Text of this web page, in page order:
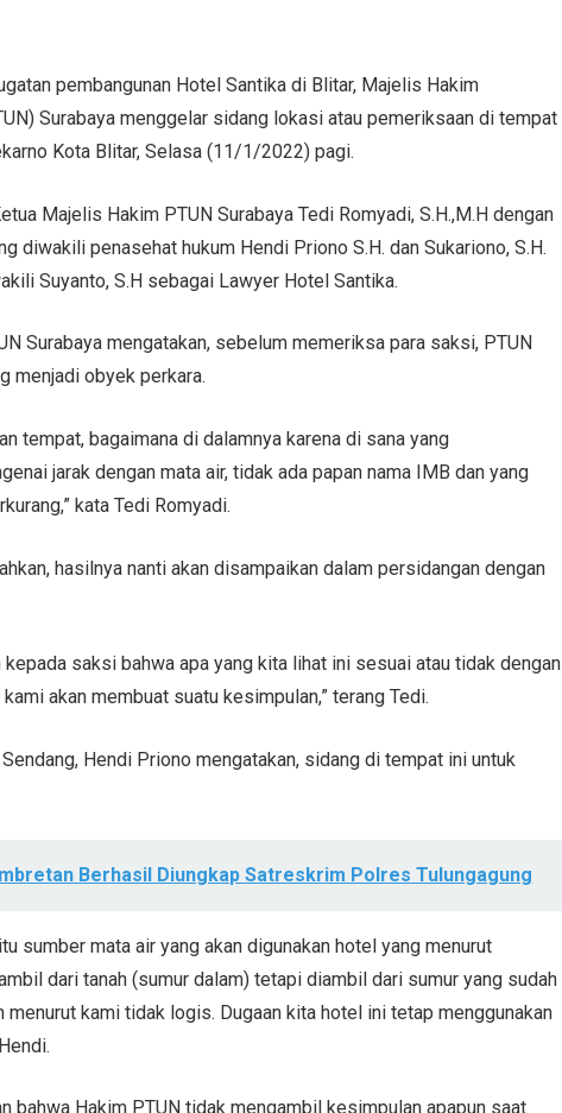
pembangunan Hotel Santika di Blitar, Majelis Hakim
Surabaya menggelar sidang lokasi atau pemeriksaan di tempat
Kota Blitar, Selasa (11/1/2022) pagi.
Majelis Hakim PTUN Surabaya Tedi Romyadi, S.H.,M.H dengan
diwakili penasehat hukum Hendi Priono S.H. dan Sukariono, S.H.
Suyanto, S.H sebagai Lawyer Hotel Santika.
Surabaya mengatakan, sebelum memeriksa para saksi, PTUN
menjadi obyek perkara.
tempat, bagaimana di dalamnya karena di sana yang
jarak dengan mata air, tidak ada papan nama IMB dan yang
kata Tedi Romyadi.
hasilnya nanti akan disampaikan dalam persidangan dengan
kepada saksi bahwa apa yang kita lihat ini sesuai atau tidak dengan
akan membuat suatu kesimpulan,” terang Tedi.
Hendi Priono mengatakan, sidang di tempat ini untuk
Berhasil Diungkap Satreskrim Polres Tulungagung
sumber mata air yang akan digunakan hotel yang menurut
dari tanah (sumur dalam) tetapi diambil dari sumur yang sudah
menurut kami tidak logis. Dugaan kita hotel ini tetap menggunakan
bahwa Hakim PTUN tidak mengambil kesimpulan apapun saat